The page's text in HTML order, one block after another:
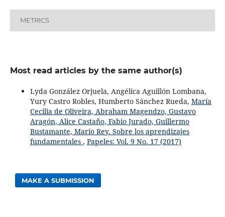
METRICS
Most read articles by the same author(s)
Lyda González Orjuela, Angélica Aguillón Lombana,
Yury Castro Robles, Humberto Sánchez Rueda, María
Cecilia de Oliveira, Abraham Magendzo, Gustavo
Aragón, Alice Castaño, Fabio Jurado, Guillermo
Bustamante, Mario Rey. Sobre los aprendizajes
fundamentales , Papeles: Vol. 9 No. 17 (2017)
MAKE A SUBMISSION